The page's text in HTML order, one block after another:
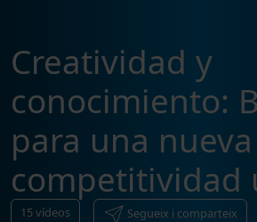
Creatividad y
conocimiento:
para una nueva
competitividad
15vídeos Segueix i comparteix